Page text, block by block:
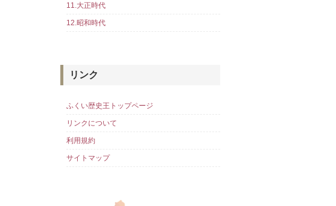
11.大正時代
12.昭和時代
リンク
ふくい歴史王トップページ
リンクについて
利用規約
サイトマップ